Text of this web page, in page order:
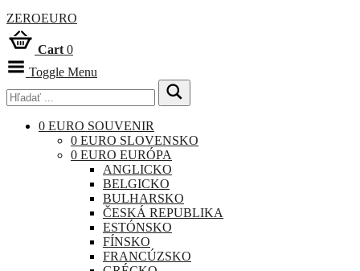
ZEROEURO
Cart 0
Toggle Menu
0 EURO SOUVENIR
0 EURO SLOVENSKO
0 EURO EURÓPA
ANGLICKO
BELGICKO
BULHARSKO
ČESKÁ REPUBLIKA
ESTÓNSKO
FÍNSKO
FRANCÚZSKO